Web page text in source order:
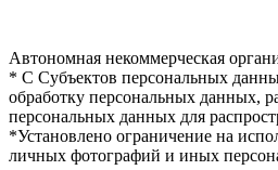
Автономная некоммерческая
* С Субъектов персональных
обработку персональных данных,
персональных данных для
*Установлено ограничение на
личных фотографий и иных